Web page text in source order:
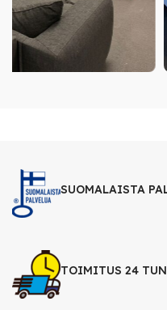
SUOMALAISTA
TOIMITUS 24